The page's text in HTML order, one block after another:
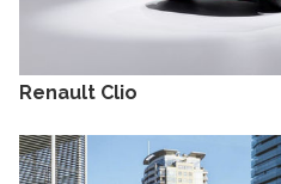
Renault Clio